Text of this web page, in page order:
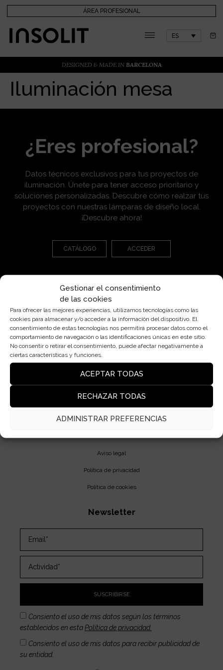
Gestionar el consentimiento
de las cookies
Para ofrecer las mejores experiencias, utilizamos tecnologías como las
cookies para almacenar y/o acceder a la información del dispositivo. El
consentimiento de estas tecnologías nos permitirá procesar datos como el
comportamiento de navegación o las identificaciones únicas en este sitio.
No consentir o retirar el consentimiento, puede afectar negativamente a
ciertas características y funciones.
ACEPTAR TODAS
RECHAZAR TODAS
ADMINISTRAR PREFERENCIAS
ÁREA PROFESIONAL
ES
DESIGNED & MADE IN BARCELONA
Iluminación mesa
¿Eres profesional?
Datos técnicos exclusivos para tus proyectos de
iluminación. Únete para tener acceso prioritario y
soluciones personalizadas. Descubre cómo realzar tus
proyectos con nuestras lámparas de diseño local.
¡Descubre ahora!
CATÁLOGO ACCEDER
Pl. Cardona, 7, Bjs 2ª, 08006 Barcelona
insolit@insolitbcn.com
+34 932 50 76 40
Lámparas
Contacto
Aviso legal
Política de privacidad
Política de cookies
Newsletter
Consiento el uso de mis datos según los términos
establecidos en estaPolítica de privacidad.
Consiento el uso de mis datos para recibir publicidad de
su entidad.
SUSCRIBIRSE